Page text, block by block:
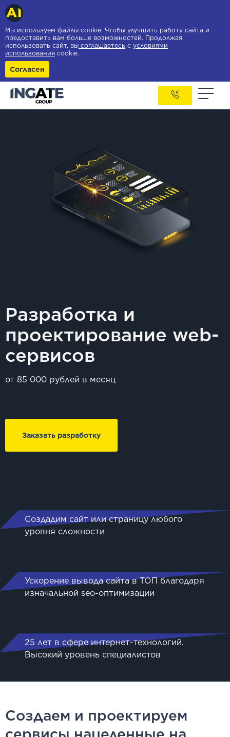
Мы используем файлы cookie. Чтобы улучшить работу сайта и
предоставить вам больше возможностей. Продолжая
использовать сайт, вы соглашаетесь с условиями
использования cookie.
Согласен
Разработка и
проектирование web-
сервисов
от 85 000 рублей в месяц
Заказать разработку
Создадим сайт или страницу любого
уровня сложности
Ускорение вывода сайта в ТОП благодаря
изначальной seo-оптимизации
25 лет в сфере интернет-технологий.
Высокий уровень специалистов
Создаем и проектируем